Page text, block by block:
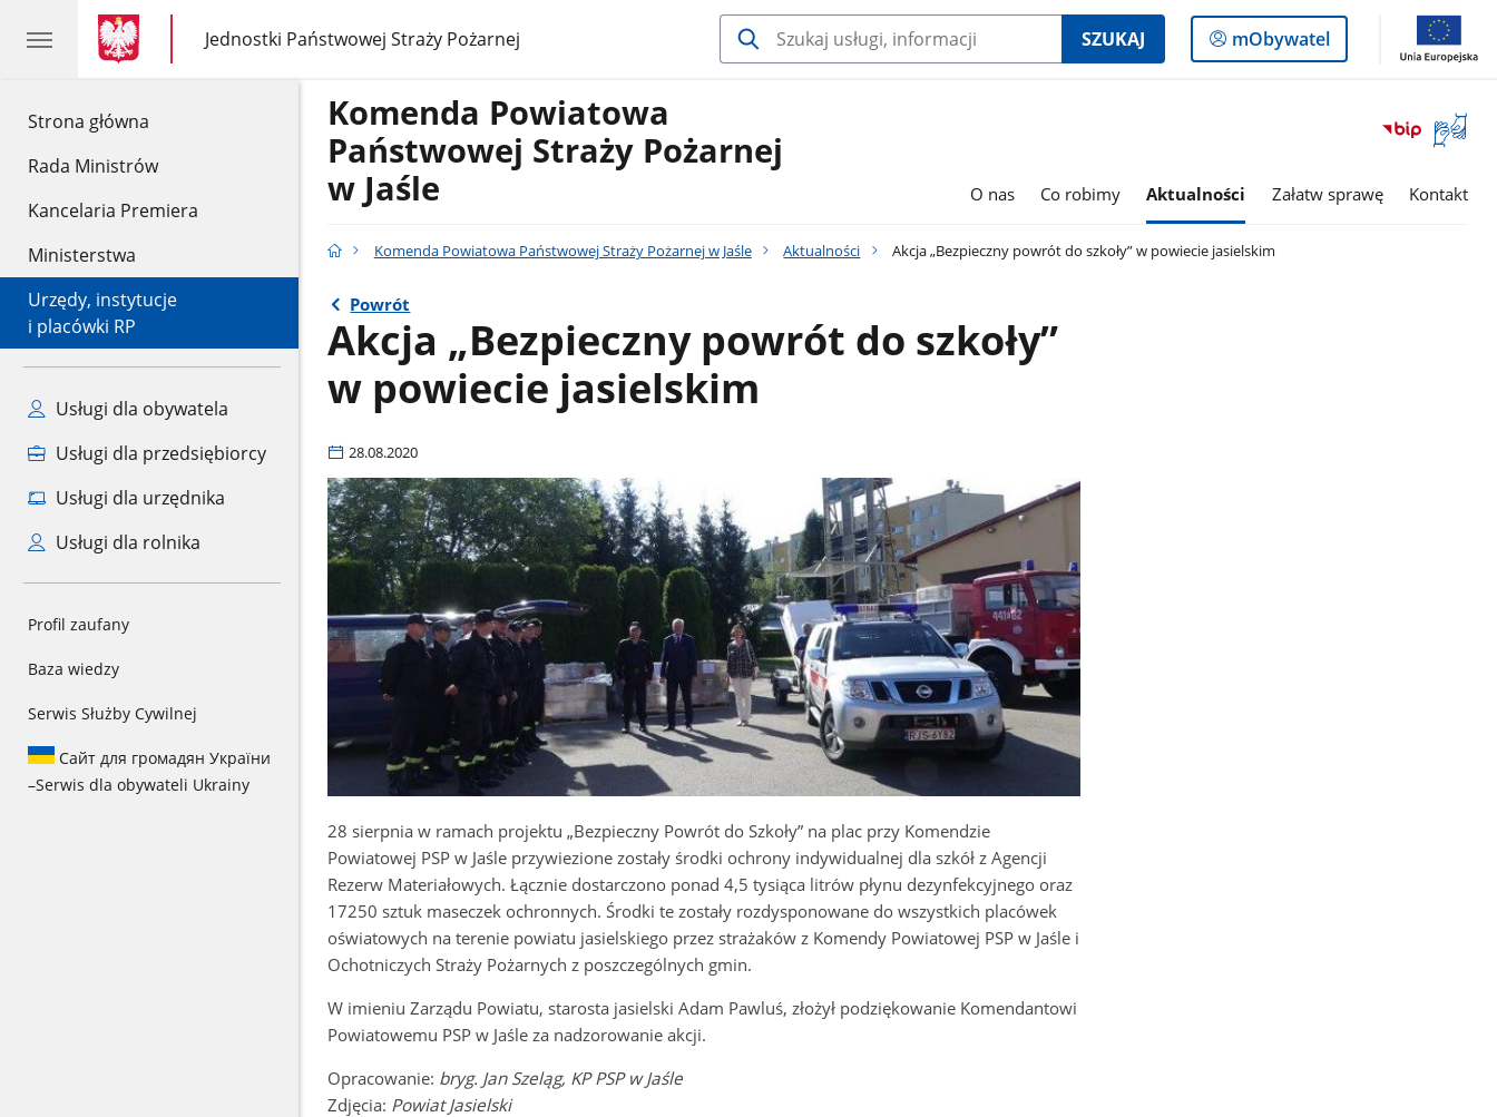
Strona główna
Rada Ministrów
Kancelaria Premiera
Ministerstwa
Urzędy, instytucje
i placówki RP
Usługi dla obywatela
Usługi dla przedsiębiorcy
Usługi dla urzędnika
Usługi dla rolnika
Profil zaufany
Baza wiedzy
Serwis Służby Cywilnej
Сайт для громадян України
–Serwis dla obywateli Ukrainy
gov.pl
gov.pl
Jednostki Państwowej Straży Pożarnej
gov.pl
Jednostki
Państwowej
SZUKAJ
Logowanie
do
mObywatel
Otwórz
okno
Komenda Powiatowa
Państwowej Straży Pożarnej
w Jaśle
O nas Co robimy Aktualności Załatw sprawę Kontakt
Komenda Powiatowa Państwowej Straży Pożarnej w Jaśle Aktualności Akcja „Bezpieczny powrót do szkoły” w powiecie jasielskim
Powrót
Akcja „Bezpieczny powrót do szkoły”
w powiecie jasielskim
28.08.2020
28 sierpnia w ramach projektu „Bezpieczny Powrót do Szkoły” na plac przy Komendzie
Powiatowej PSP w Jaśle przywiezione zostały środki ochrony indywidualnej dla szkół z Agencji
Rezerw Materiałowych. Łącznie dostarczono ponad 4,5 tysiąca litrów płynu dezynfekcyjnego oraz
17250 sztuk maseczek ochronnych. Środki te zostały rozdysponowane do wszystkich placówek
oświatowych na terenie powiatu jasielskiego przez strażaków z Komendy Powiatowej PSP w Jaśle i
Ochotniczych Straży Pożarnych z poszczególnych gmin.
W imieniu Zarządu Powiatu, starosta jasielski Adam Pawluś, złożył podziękowanie Komendantowi
Powiatowemu PSP w Jaśle za nadzorowanie akcji.
Opracowanie: bryg. Jan Szeląg, KP PSP w Jaśle
Zdjęcia: Powiat Jasielski